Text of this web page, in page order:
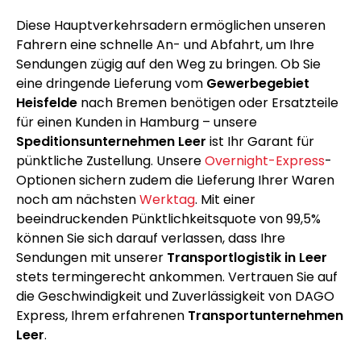
Diese Hauptverkehrsadern ermöglichen unseren
Fahrern eine schnelle An- und Abfahrt, um Ihre
Sendungen zügig auf den Weg zu bringen. Ob Sie
eine dringende Lieferung vom Gewerbegebiet
Heisfelde nach Bremen benötigen oder Ersatzteile
für einen Kunden in Hamburg – unsere
Speditionsunternehmen Leer ist Ihr Garant für
pünktliche Zustellung. UnsereOvernight-Express-
Optionen sichern zudem die Lieferung Ihrer Waren
noch am nächstenWerktag. Mit einer
beeindruckenden Pünktlichkeitsquote von 99,5%
können Sie sich darauf verlassen, dass Ihre
Sendungen mit unserer Transportlogistik in Leer
stets termingerecht ankommen. Vertrauen Sie auf
die Geschwindigkeit und Zuverlässigkeit von DAGO
Express, Ihrem erfahrenen Transportunternehmen
Leer.